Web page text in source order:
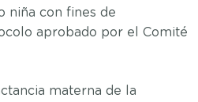
niña con fines de
aprobado por el Comité
materna de la